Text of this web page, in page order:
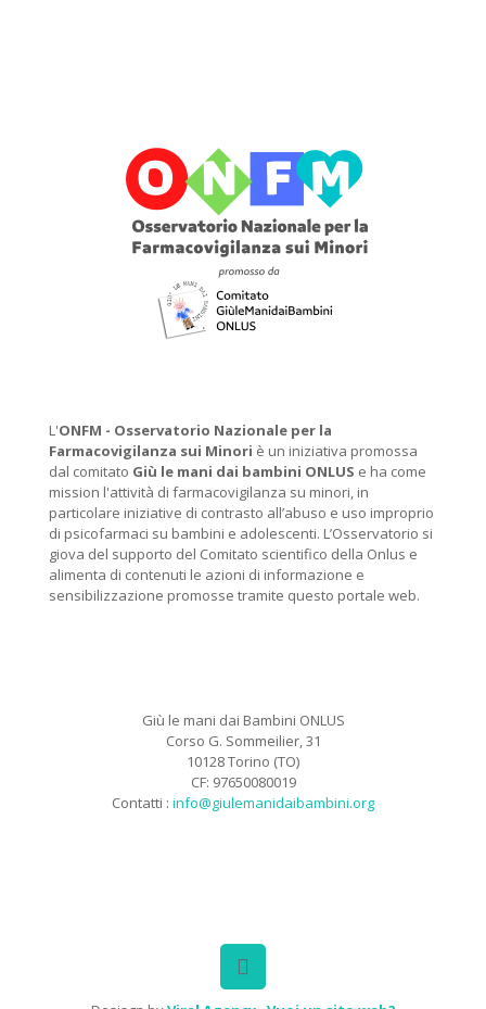
L'ONFM - Osservatorio Nazionale per la
Farmacovigilanza sui Minori è un iniziativa promossa
dal comitato Giù le mani dai bambini ONLUS e ha come
mission l'attività di farmacovigilanza su minori, in
particolare iniziative di contrasto all’abuso e uso improprio
di psicofarmaci su bambini e adolescenti. L’Osservatorio si
giova del supporto del Comitato scientifico della Onlus e
alimenta di contenuti le azioni di informazione e
sensibilizzazione promosse tramite questo portale web.
Giù le mani dai Bambini ONLUS
Corso G. Sommeilier, 31
10128 Torino (TO)
CF: 97650080019
Contatti : info@giulemanidaibambini.org